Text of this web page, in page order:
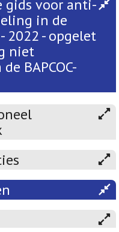
gids voor anti-
in de
2022 - opgelet
niet
BAPCOC-